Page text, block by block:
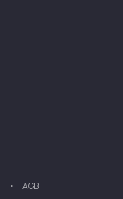
• AGB